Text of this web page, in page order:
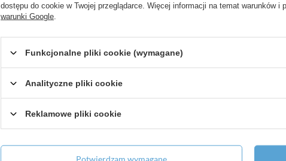
przełącznikiem natrysku mosiądz BXY
863,28 zł / szt.
dostępu do cookie w Twojej przeglądarce. Więcej informacji na temat warunków
warunki Google
Funkcjonalne pliki cookie (wymagane)
Analityczne pliki cookie
Reklamowe pliki cookie
Potwierdzam wymagane